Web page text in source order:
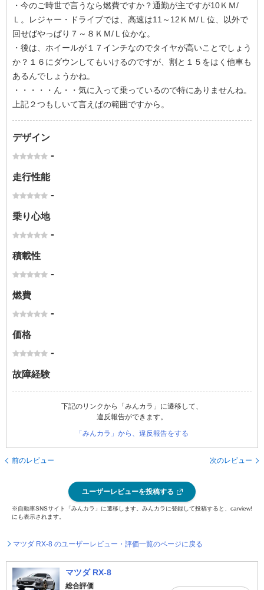
・今のご時世で言うなら燃費ですか？通勤が主ですが10ＫＭ/
Ｌ。レジャー・ドライブでは、高速は11～12ＫＭ/Ｌ位、以外で
回せばやっぱり７～８ＫＭ/Ｌ位かな。
・後は、ホイールが１７インチなのでタイヤが高いことでしょう
か？１６にダウンしてもいけるのですが、割と１５をはく他車も
あるんでしょうかね。
・・・・・ん・・気に入って乗っているので特にありませんね。
上記２つもしいて言えばの範囲ですから。
デザイン
-
走行性能
-
乗り心地
-
積載性
-
燃費
-
価格
-
故障経験
下記のリンクから「みんカラ」に遷移して、
違反報告ができます。
「みんカラ」から、違反報告をする
前のレビュー 次のレビュー
ユーザーレビューを投稿する
※自動車SNSサイト「みんカラ」に遷移します。みんカラに登録して投稿すると、carview!
にも表示されます。
マツダ RX-8 のユーザーレビュー・評価一覧のページに戻る
マツダ RX-8
総合評価